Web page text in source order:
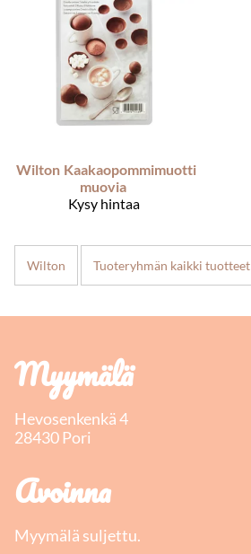
Wilton Kaakaopommimuotti
muovia
Kysy hintaa
Wilton Tuoteryhmän kaikki tuotteet
Myymälä
Hevosenkenkä 4
28430 Pori
Avoinna
Myymälä suljettu.